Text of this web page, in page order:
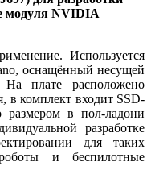
модуля NVIDIA
Используется
оснащённый несущей
На плате расположено
в комплект входит SSD-
размером в пол-ладони
разработке
для таких
и беспилотные